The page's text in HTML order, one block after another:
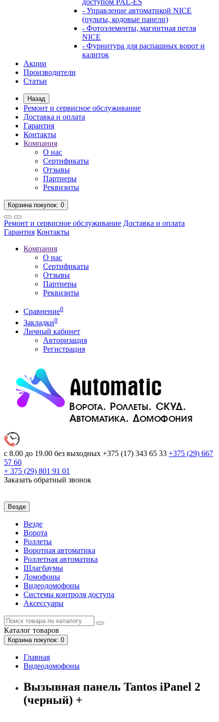
доступом PAL-ES
- Управление автоматикой NICE
(пульты, кодовые панели)
- Фотоэлементы, магнитная петля
NICE
- Фурнитура для распашных ворот и
калиток
Акции
Производители
Статьи
Назад
Ремонт и сервисное обслуживание
Доставка и оплата
Гарантия
Контакты
Компания
О нас
Сертификаты
Отзывы
Партнеры
Реквизиты
Корзинапокупок: 0
Ремонт и сервисное обслуживание Доставка и оплата
Гарантия Контакты
Компания
О нас
Сертификаты
Отзывы
Партнеры
Реквизиты
Сравнение0
Закладки0
Личный кабинет
Авторизация
Регистрация
с 8.00 до 19.00 без выходных +375 (17) 343 65 33 +375 (29) 667
57 60
+ 375 (29) 801 91 01
Заказать обратный звонок
Везде
Везде
Ворота
Роллеты
Воротная автоматика
Роллетная автоматика
Шлагбаумы
Домофоны
Видеодомофоны
Системы контроля доступа
Аксессуары
Каталог товаров
Корзина покупок: 0
Главная
Видеодомофоны
Вызывная панель Tantos iPanel 2
(черный) +